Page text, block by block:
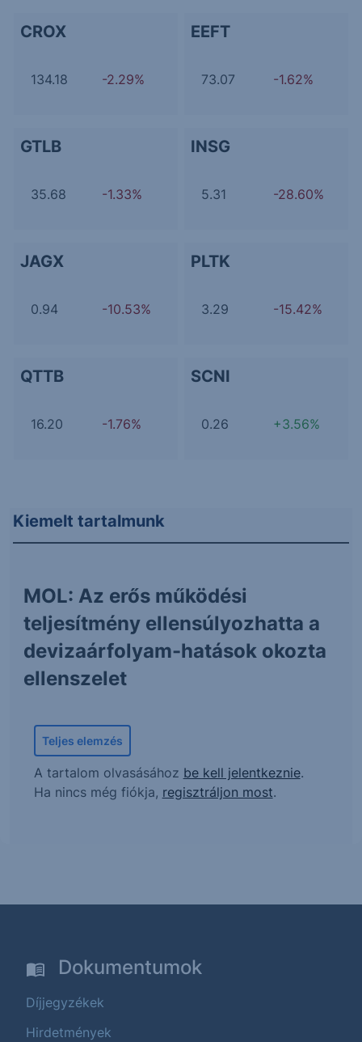
CROX
134.18 -2.29%
EEFT
73.07 -1.62%
GTLB
35.68 -1.33%
INSG
5.31 -28.60%
JAGX
0.94 -10.53%
PLTK
3.29 -15.42%
QTTB
16.20 -1.76%
SCNI
0.26 +3.56%
Kiemelt tartalmunk
MOL: Az erős működési
teljesítmény ellensúlyozhatta a
devizaárfolyam-hatások okozta
ellenszelet
Teljes elemzés
A tartalom olvasásához be kell jelentkeznie.
Ha nincs még fiókja, regisztráljon most.
Dokumentumok
Díjjegyzékek
Hirdetmények